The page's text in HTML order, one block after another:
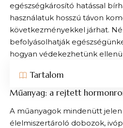
egészségkárosító hatással
használatuk hosszú távon
következményekkel járhat.
befolyásolhatják
hogyan védekezhetünk
Tartalom
Műanyag: a rejtett
A műanyagok mindenütt
élelmiszertároló dobozok,